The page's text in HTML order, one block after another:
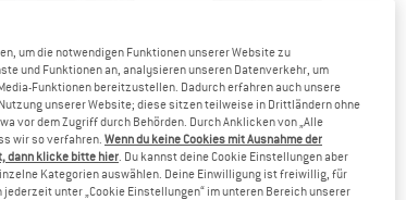
um die notwendigen Funktionen unserer Website zu
und Funktionen an, analysieren unseren Datenverkehr, um
Funktionen bereitzustellen. Dadurch erfahren auch unsere
unserer Website; diese sitzen teilweise in Drittländern ohne
vor dem Zugriff durch Behörden. Durch Anklicken von „Alle
wir so verfahren. Wenn du keine Cookies mit Ausnahme der
dann klicke bitte hier. Du kannst deine Cookie Einstellungen aber
Kategorien auswählen. Deine Einwilligung ist freiwillig, für
unter „Cookie Einstellungen“ im unteren Bereich unserer